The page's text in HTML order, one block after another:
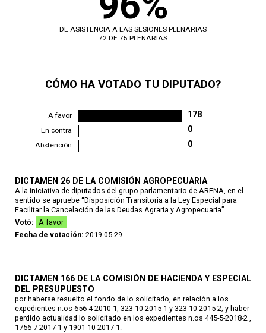
DE ASISTENCIA A LAS SESIONES PLENARIAS
72 DE 75 PLENARIAS
CÓMO HA VOTADO TU DIPUTADO?
A favor 178
En contra 0
Abstención 0
DICTAMEN 26 DE LA COMISIÓN AGROPECUARIA
A la iniciativa de diputados del grupo parlamentario de ARENA, en el
sentido se apruebe “Disposición Transitoria a la Ley Especial para
Facilitar la Cancelación de las Deudas Agraria y Agropecuaria”
Votó: A favor
Fecha de votación: 2019-05-29
DICTAMEN 166 DE LA COMISIÓN DE HACIENDA Y ESPECIAL
DEL PRESUPUESTO
por haberse resuelto el fondo de lo solicitado, en relación a los
expedientes n.os 656-4-2010-1, 323-10-2015-1 y 323-10-2015-2; y haber
perdido actualidad lo solicitado en los expedientes n.os 445-5-2018-2 ,
1756-7-2017-1 y 1901-10-2017-1.